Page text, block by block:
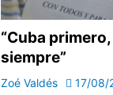
“Cuba
siempre”
Zoé Valdés 17/08/